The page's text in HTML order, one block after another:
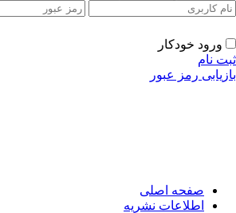
ورود خودکار
نام
رمز عبور
صفحه اصلی
اطلاعات نشریه